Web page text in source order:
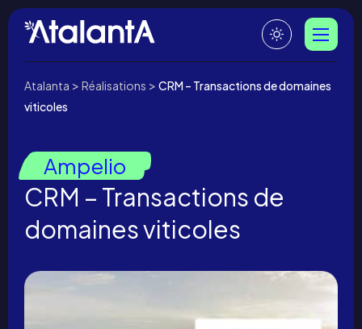
Atalanta >Réalisations >CRM – Transactions de domaines
viticoles
Ampelio
CRM – Transactions de
domaines viticoles